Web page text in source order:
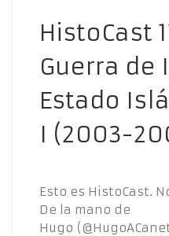
HistoCast
Guerra de
Estado
I (2003-
Esto es HistoCast.
De la mano de
Hugo